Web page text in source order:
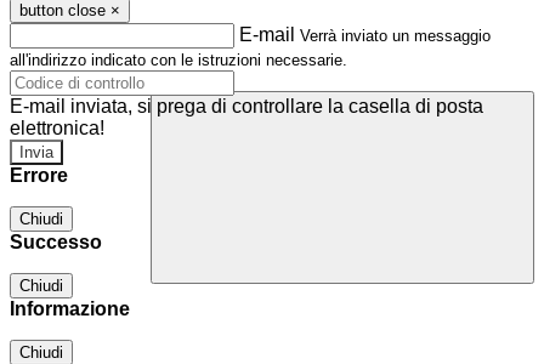
button close ×
E-mail Verrà inviato un messaggio
all'indirizzo indicato con le istruzioni necessarie.
E-mail inviata, si prega di controllare la casella di posta
elettronica!
Errore
Chiudi
Successo
Chiudi
Informazione
Chiudi